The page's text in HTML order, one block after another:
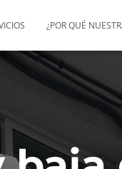
¿POR QUÉ